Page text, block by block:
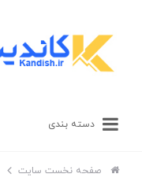
دسته بندی
صفحه نخست سایت